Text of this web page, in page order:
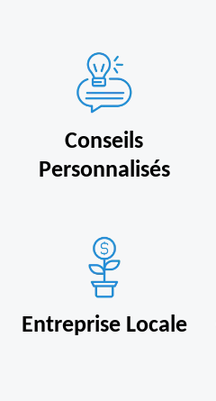
Conseils
Personnalisés
Entreprise Locale